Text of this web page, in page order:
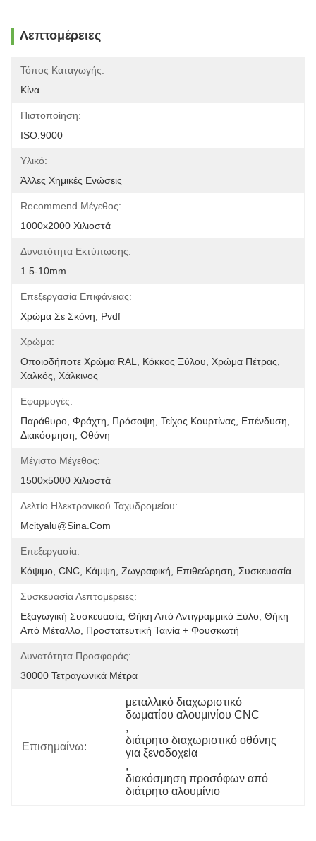
Λεπτομέρειες
Τόπος Καταγωγής:
Κίνα
Πιστοποίηση:
ISO:9000
Υλικό:
Άλλες Χημικές Ενώσεις
Recommend Μέγεθος:
1000x2000 Χιλιοστά
Δυνατότητα Εκτύπωσης:
1.5-10mm
Επεξεργασία Επιφάνειας:
Χρώμα Σε Σκόνη, Pvdf
Χρώμα:
Οποιοδήποτε Χρώμα RAL, Κόκκος Ξύλου, Χρώμα Πέτρας,
Χαλκός, Χάλκινος
Εφαρμογές:
Παράθυρο, Φράχτη, Πρόσοψη, Τείχος Κουρτίνας, Επένδυση,
Διακόσμηση, Οθόνη
Μέγιστο Μέγεθος:
1500x5000 Χιλιοστά
Δελτίο Ηλεκτρονικού Ταχυδρομείου:
Mcityalu@sina.com
Επεξεργασία:
Κόψιμο, CNC, Κάμψη, Ζωγραφική, Επιθεώρηση, Συσκευασία
Συσκευασία Λεπτομέρειες:
Εξαγωγική Συσκευασία, Θήκη Από Αντιγραμμικό Ξύλο, Θήκη
Από Μέταλλο, Προστατευτική Ταινία + Φουσκωτή
Δυνατότητα Προσφοράς:
30000 Τετραγωνικά Μέτρα
Επισημαίνω:
μεταλλικό διαχωριστικό
δωματίου αλουμινίου CNC
,
διάτρητο διαχωριστικό οθόνης
για ξενοδοχεία
,
διακόσμηση προσόφων από
διάτρητο αλουμίνιο